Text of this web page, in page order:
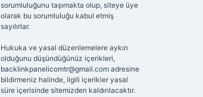
sorumluluğunu taşımakta olup, siteye üye
olarak bu sorumluluğu kabul etmiş
sayılırlar.
Hukuka ve yasal düzenlemelere aykırı
olduğunu düşündüğünüz içerikleri,
backlinkpanelicomtr@gmail.comadresine
bildirmeniz halinde, ilgili içerikler yasal
süre içerisinde sitemizden kaldırılacaktır.